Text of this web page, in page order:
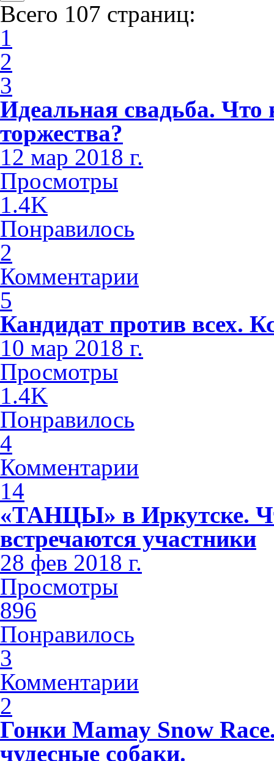
Всего 107 страниц:
1
2
3
Идеальная свадьба. Что
торжества?
12 мар 2018 г.
Просмотры
1.4K
Понравилось
2
Комментарии
5
Кандидат против всех.
10 мар 2018 г.
Просмотры
1.4K
Понравилось
4
Комментарии
14
«ТАНЦЫ» в Иркутске.
встречаются участники
28 фев 2018 г.
Просмотры
896
Понравилось
3
Комментарии
2
Гонки Mamay Snow
чудесные собаки.